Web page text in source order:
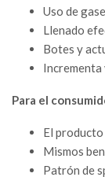
Uso de
Llenado
Botes y
Incrementa
Para el
El producto
Mismos
Patrón de